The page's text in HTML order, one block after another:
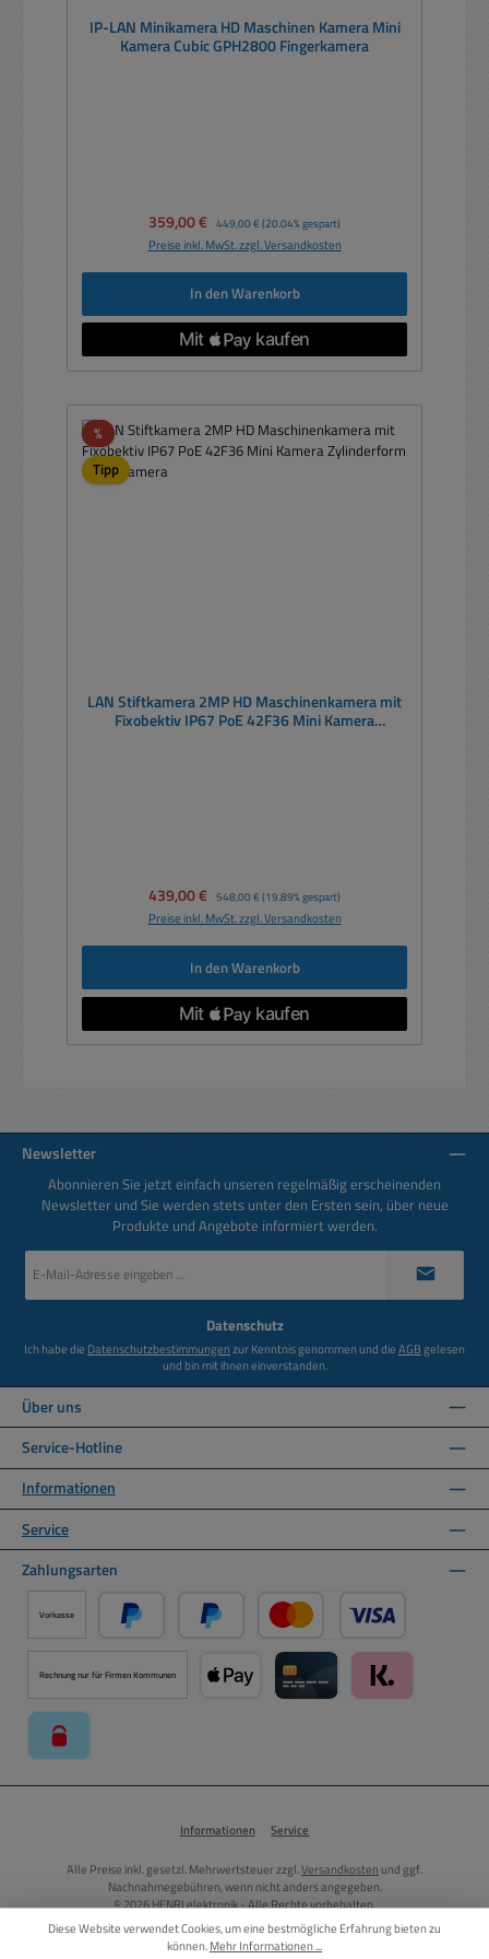
IP-LAN Minikamera HD Maschinen Kamera Mini
Kamera Cubic GPH2800 Fingerkamera
Verkaufspreis:
359,00 € Regulärer Preis:
449,00 € (20.04% gespart)
Preise inkl. MwSt. zzgl. Versandkosten
In den Warenkorb
%Rabatt
Tipp
LAN Stiftkamera 2MP HD Maschinenkamera mit
Fixobektiv IP67 PoE 42F36 Mini Kamera
Verkaufspreis:
439,00 € Regulärer Preis:
548,00 € (19.89% gespart)
Preise inkl. MwSt. zzgl. Versandkosten
In den Warenkorb
Newsletter
Abonnieren Sie jetzt einfach unseren regelmäßig erscheinenden
Newsletter und Sie werden stets unter den Ersten sein, über neue
Produkte und Angebote informiert werden.
Mail-
Datenschutz
Ich habe die Datenschutzbestimmungenzur Kenntnis genommen und dieAGBgelesen
und bin mit ihnen einverstanden.
Über uns
Service-Hotline
Informationen
Service
Zahlungsarten
Vorkasse
PayPal Später Bezahlen über PayPalKredit- oder Debitkarte
Rechnung nur für Firmen Kommunen
Informationen Service
Alle Preise inkl. gesetzl. Mehrwertsteuer zzgl.Versandkosten und ggf.
Nachnahmegebühren, wenn nicht anders angegeben.
© 2026 HENRI elektronik - Alle Rechte vorbehalten.
Diese Website verwendet Cookies, um eine bestmögliche Erfahrung bieten zu
können.Mehr Informationen ...